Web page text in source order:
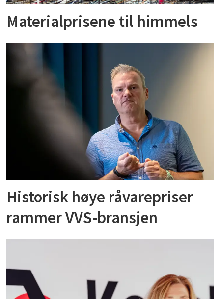
Materialprisene til himmels
Historisk høye råvarepriser
rammer VVS-bransjen